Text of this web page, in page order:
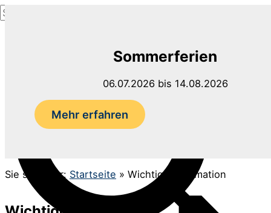
Zum
Inhalt
Suchen
nach:
Sommerferien
06.07.2026 bis 14.08.2026
Mehr erfahren
Sie sind hier: Startseite » Wichtige Information